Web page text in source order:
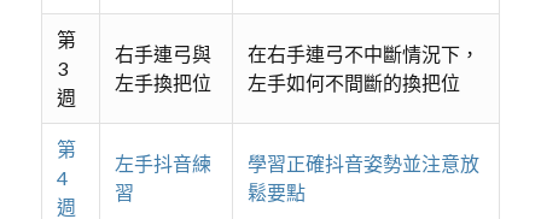
第
3
週
右手連弓與
左手換把位
在右手連弓不中斷情況下，
左手如何不間斷的換把位
第
4
週
左手抖音練
習
學習正確抖音姿勢並注意放
鬆要點